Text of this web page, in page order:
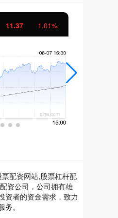
11.37 1.01%
配资网站,股票杠杆配
资公司，公司拥有雄
资者的资金需求，致力
。